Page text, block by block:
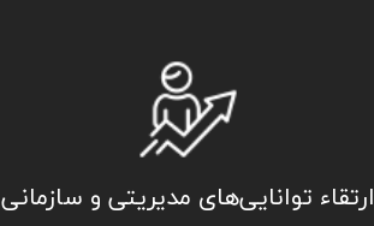
ارتقاء توانایی‌های مدیریتی و سازمانی